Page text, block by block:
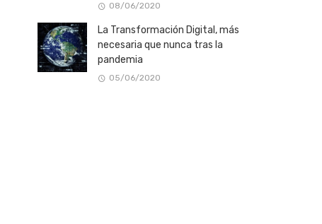
08/06/2020
La Transformación Digital, más
necesaria que nunca tras la
pandemia
05/06/2020